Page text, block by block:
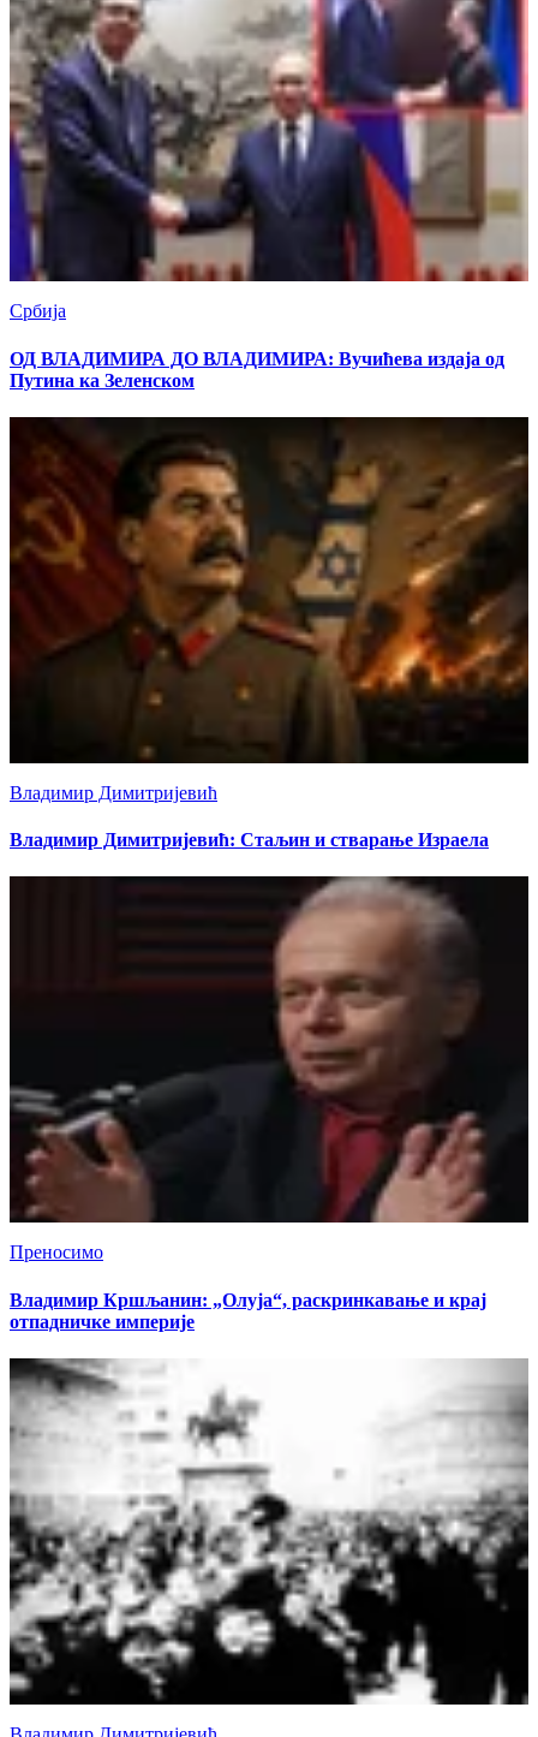
Србија
ОД ВЛАДИМИРА ДО ВЛАДИМИРА: Вучићева издаја од
Путина ка Зеленском
Владимир Димитријевић
Владимир Димитријевић: Стаљин и стварање Израела
Преносимо
Владимир Кршљанин: „Олуја“, раскринкавање и крај
отпадничке империје